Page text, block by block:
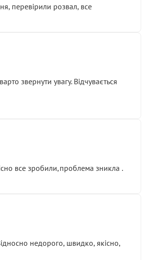
перевірили розвал, все
звернути увагу. Відчувається
все зробили,проблема зникла .
недорого, швидко, якісно,